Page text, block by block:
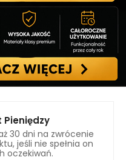
Pieniędzy
30 dni na zwrócenie
jeśli nie spełnia on
oczekiwań.